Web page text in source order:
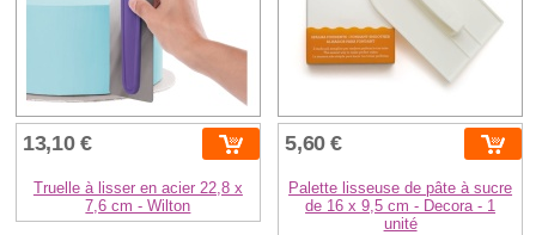
13,10 €
Truelle à lisser en acier 22,8 x
7,6 cm - Wilton
5,60 €
Palette lisseuse de pâte à sucre
de 16 x 9,5 cm - Decora - 1
unité